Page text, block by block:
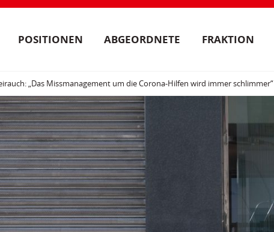
POSITIONEN ABGEORDNETE FRAKTION
„Das Missmanagement um die Corona-Hilfen wird immer schlimmer“